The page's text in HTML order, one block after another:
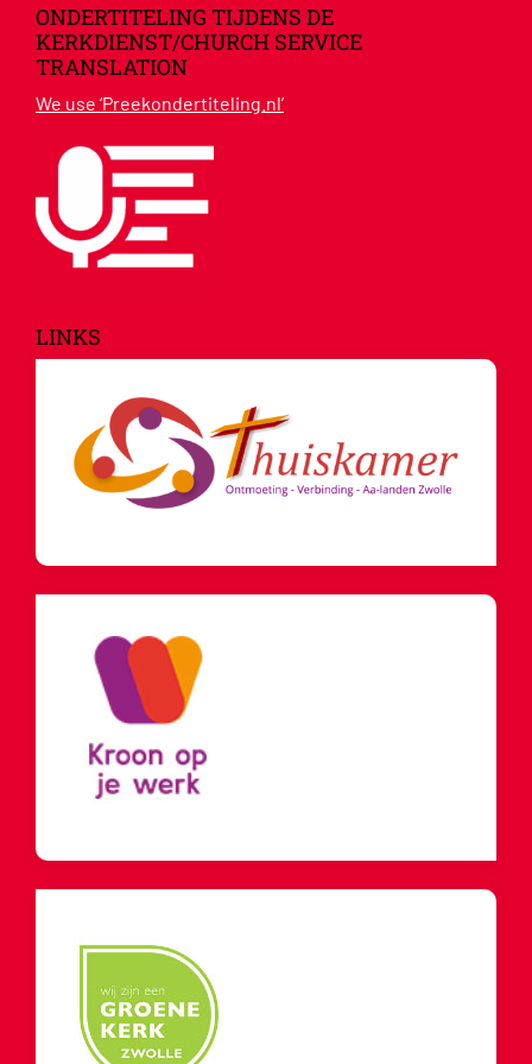
ONDERTITELING TIJDENS DE
KERKDIENST/CHURCH SERVICE
TRANSLATION
We use ‘Preekondertiteling.nl’
LINKS